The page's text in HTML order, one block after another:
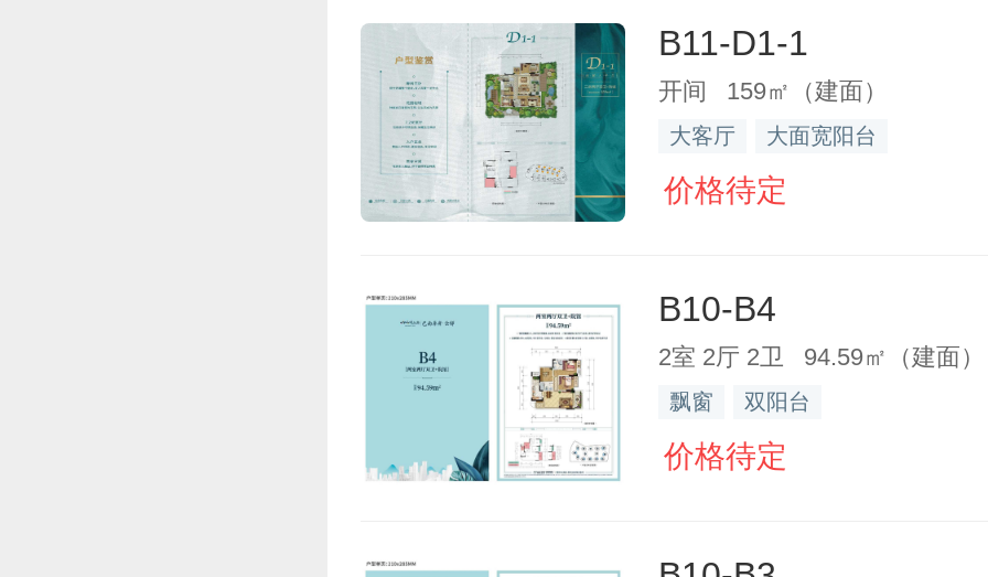
B11-D1-1
开间 159㎡（建面）
大客厅 大面宽阳台
价格待定
B10-B4
2室 2厅 2卫 94.59㎡（建面）
飘窗 双阳台
价格待定